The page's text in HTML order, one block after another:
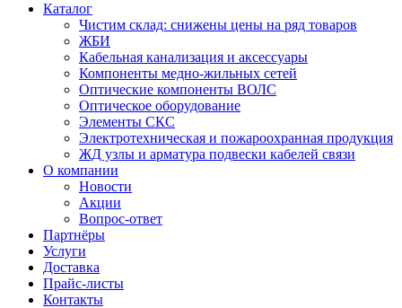
Каталог
Чистим склад: снижены цены на ряд товаров
ЖБИ
Кабельная канализация и аксессуары
Компоненты медно-жильных сетей
Оптические компоненты ВОЛС
Оптическое оборудование
Элементы СКС
Электротехническая и пожароохранная продукция
ЖД узлы и арматура подвески кабелей связи
О компании
Новости
Акции
Вопрос-ответ
Партнёры
Услуги
Доставка
Прайс-листы
Контакты